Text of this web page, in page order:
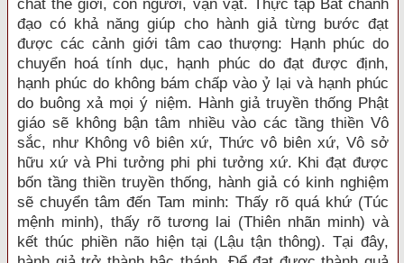
chất thế giới, con người, vạn vật. Thực tập Bát chánh
đạo có khả năng giúp cho hành giả từng bước đạt
được các cảnh giới tâm cao thượng: Hạnh phúc do
chuyển hoá tính dục, hạnh phúc do đạt được định,
hạnh phúc do không bám chấp vào ỷ lại và hạnh phúc
do buông xả mọi ý niệm. Hành giả truyền thống Phật
giáo sẽ không bận tâm nhiều vào các tầng thiền Vô
sắc, như Không vô biên xứ, Thức vô biên xứ, Vô sở
hữu xứ và Phi tưởng phi phi tưởng xứ. Khi đạt được
bốn tầng thiền truyền thống, hành giả có kinh nghiệm
sẽ chuyển tâm đến Tam minh: Thấy rõ quá khứ (Túc
mệnh minh), thấy rõ tương lai (Thiên nhãn minh) và
kết thúc phiền não hiện tại (Lậu tận thông). Tại đây,